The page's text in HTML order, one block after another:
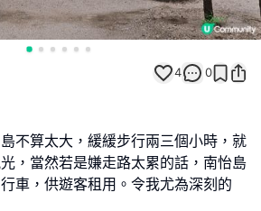
4 0
不算太大，緩緩步行兩三個小時，就
，當然若是嫌走路太累的話，南怡島
車，供遊客租用。令我尤為深刻的